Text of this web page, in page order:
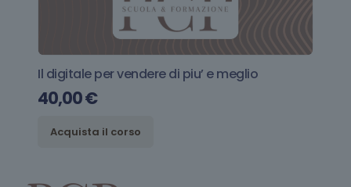
Il digitale per vendere di piu’ e meglio
40,00€
Acquista il corso